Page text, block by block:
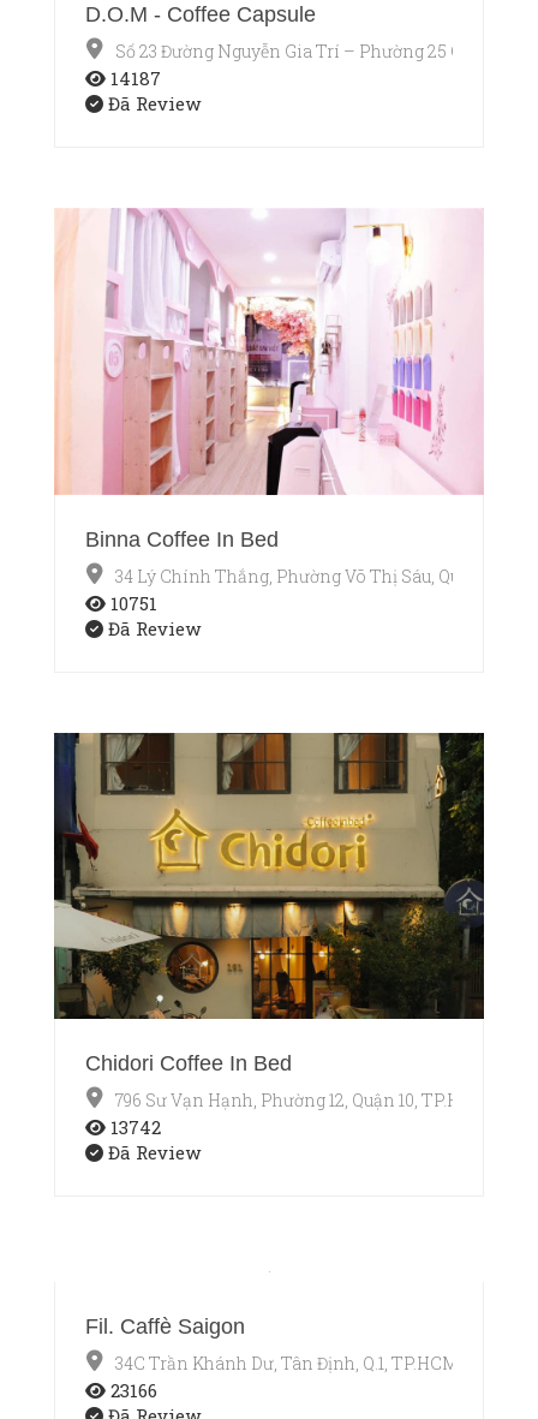
D.O.M - Coffee Capsule
Số 23 Đường Nguyễn Gia Trí – Phường 25 Quận
14187
Đã Review
Binna Coffee In Bed
34 Lý Chính Thắng, Phường Võ Thị Sáu, Quận 3, Hồ
10751
Đã Review
Chidori Coffee In Bed
796 Sư Vạn Hạnh, Phường 12, Quận 10, TP.HCM
13742
Đã Review
Fil. Caffè Saigon
34C Trần Khánh Dư, Tân Định, Q.1, TP.HCM
23166